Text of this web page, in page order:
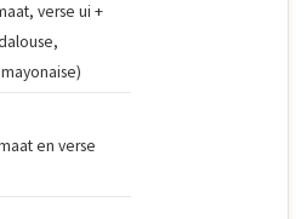
verse ui +
en verse